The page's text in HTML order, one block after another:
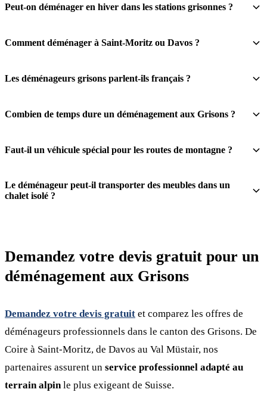
Peut-on déménager en hiver dans les stations grisonnes ?
Comment déménager à Saint-Moritz ou Davos ?
Les déménageurs grisons parlent-ils français ?
Combien de temps dure un déménagement aux Grisons ?
Faut-il un véhicule spécial pour les routes de montagne ?
Le déménageur peut-il transporter des meubles dans un
chalet isolé ?
Demandez votre devis gratuit pour un
déménagement aux Grisons
Demandez votre devis gratuit et comparez les offres de
déménageurs professionnels dans le canton des Grisons. De
Coire à Saint-Moritz, de Davos au Val Müstair, nos
partenaires assurent un service professionnel adapté au
terrain alpinle plus exigeant de Suisse.